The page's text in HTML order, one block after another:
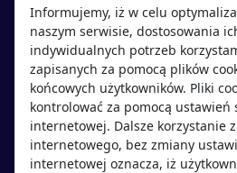
Kandydaci
Regulamin kandydata
Oferty pracy
Informujemy, iż w celu
naszym serwisie, dostosowania
indywidualnych potrzeb
zapisanych za pomocą plików
końcowych użytkowników. Pliki
kontrolować za pomocą
internetowej. Dalsze korzystanie
internetowego, bez zmiany
internetowej oznacza, iż